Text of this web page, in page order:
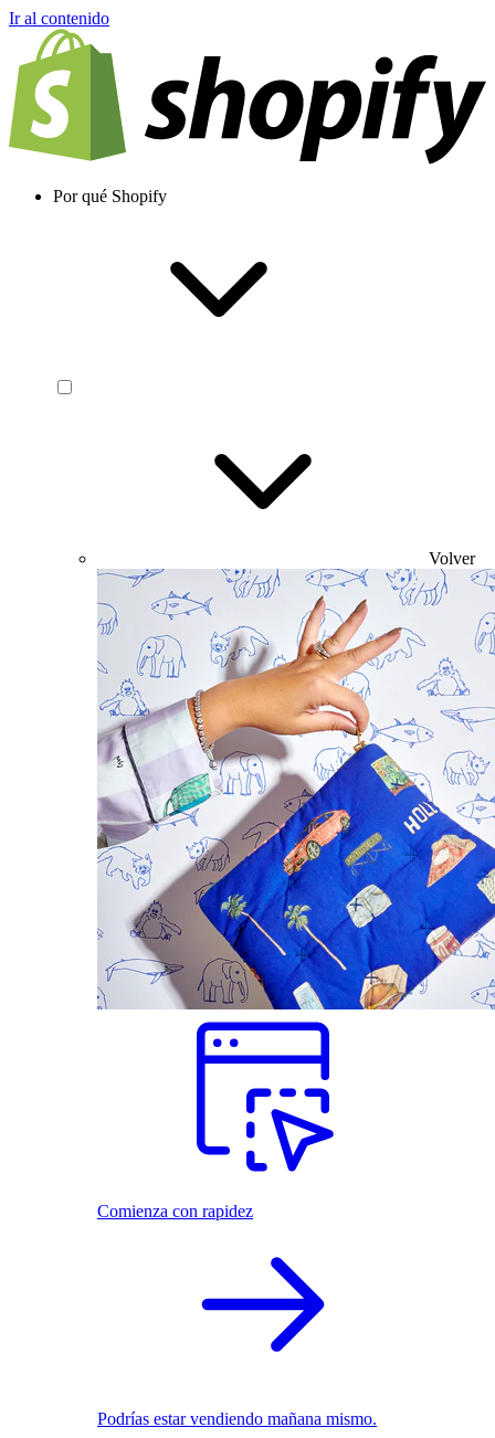
Ir al contenido
Por qué Shopify
Volver
Comienza con rapidez
Podrías estar vendiendo mañana mismo.